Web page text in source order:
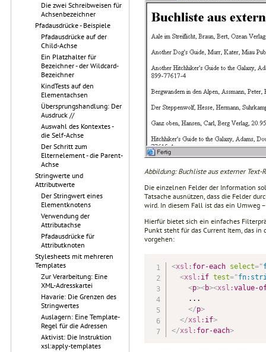
Die zwei Schreibweisen für
Achsenbezeichner
Pfadausdrücke - Beispiele
Pfadausdrücke auf der
Child-Achse
Ein Platzhalter für
Bezeichner - der Wildcard-
Bezeichner
KindTests auf den
Elementachsen
Übersprungshandlung: Der
Ausdruck //
Auswahl des Kontextes -
die Self-Achse
Der Schritt zum
Elternelement - die Parent-
Achse
Stringwerte und
Attributwerte
Der Stringwert eines
Elementknotens
Verwendung der
Attributachse
Pfadausdrücke für
Attributknoten
Stylesheets mit mehreren
Templates
Zur Verarbeitung: Eine
XML-Adresskartei
Havarie: Die Grenzen des
Stringwertes
Auslagern: Eine Template-
Regel für die Adressen
Aktivist: Die Instruktion
xsl:apply-templates
Abbildung: Buchliste aus externer Text-
Die einzelnen Felder der Information
Tatsache ausnützen, dass die Felder
wird. In diesem Fall ist das ein Umweg
Hierfür bietet sich ein einfaches
Punkt steht für das Current Item, das in
vorgehen:
<xsl: for-each select="
<xsl: if test="
<p><b><xsl:value-
    ...
</p>
</xsl: if>
</xsl: for-each>